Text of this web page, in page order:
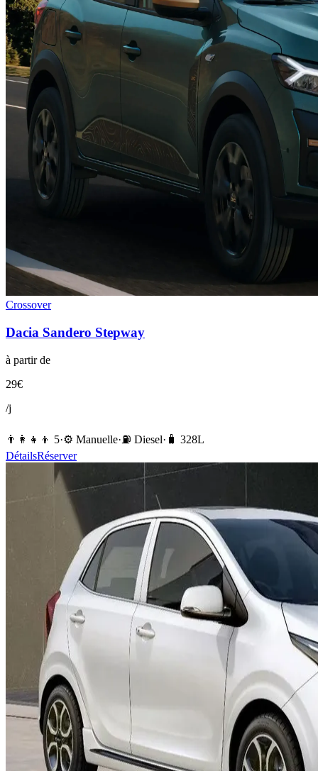
Crossover
Dacia Sandero Stepway
à partir de
29€
/j
👨‍👩‍👧‍👦 5·⚙️ Manuelle·⛽️ Diesel· 🧳 328L
DétailsRéserver